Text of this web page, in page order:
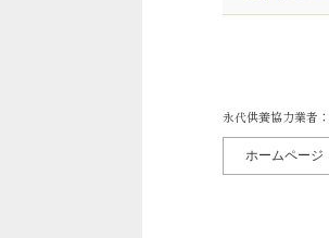
永代供養協力業者：
ホームページ